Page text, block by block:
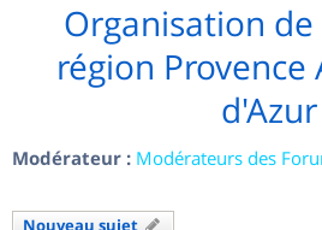
Organisation
région Provence
d'Azur
Modérateur : Modérateurs des
Nouveau sujet